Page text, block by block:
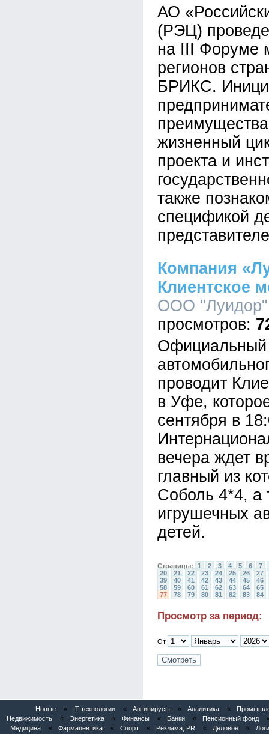
АО
(РЭЦ)
на III Форуме
регионов
БРИКС.
преимущества
жизненный
проекта и
также
спецификой
Компания
Клиентское
ООО
Официальный
проводит
в Уфе,
сентября в
вечера ждет
главный из
Соболь 4*4, а
игрушечных
детей.
Страницы: 1 2 3 4 5 6
7
20
21 22 23 24 25 26
27
39
40 41 42 43 44 45
46
58
59 60 61 62 63 64
65
77
78 79 80 81 82 83 84
Просмотр за период:
От
Новые « IT технологии « Антивирусы « Аналитика «
Недвижимость
« Энергетика « Финансы « Банки « Пенсионный фонд
Медицина
« Фармацевтика « Спорт « Реклама, PR « Деловое «